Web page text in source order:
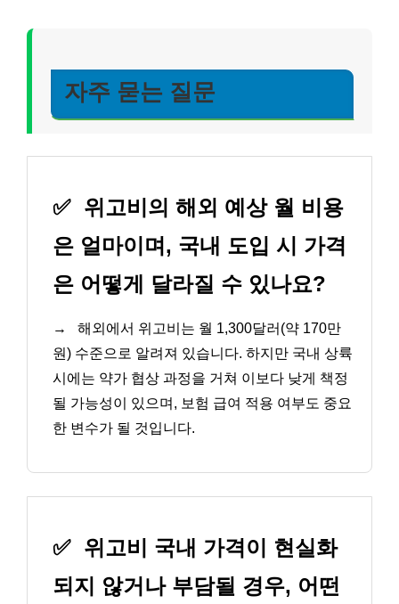
자주 묻는 질문
✅ 위고비의 해외 예상 월 비용
은 얼마이며, 국내 도입 시 가격
은 어떻게 달라질 수 있나요?
→
해외에서 위고비는 월 1,300달러(약 170만
원) 수준으로 알려져 있습니다. 하지만 국내 상륙
시에는 약가 협상 과정을 거쳐 이보다 낮게 책정
될 가능성이 있으며, 보험 급여 적용 여부도 중요
한 변수가 될 것입니다.
✅ 위고비 국내 가격이 현실화
되지 않거나 부담될 경우, 어떤